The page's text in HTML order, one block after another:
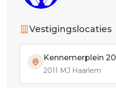
Vestigingslocaties
Kennemerplein 20
2011 MJ Haarlem